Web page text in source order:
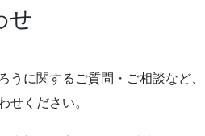
せ
うに関するご質問・ご相談など、
せください。